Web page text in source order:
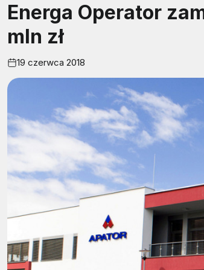
Energa Operator
mln zł
19 czerwca 2018